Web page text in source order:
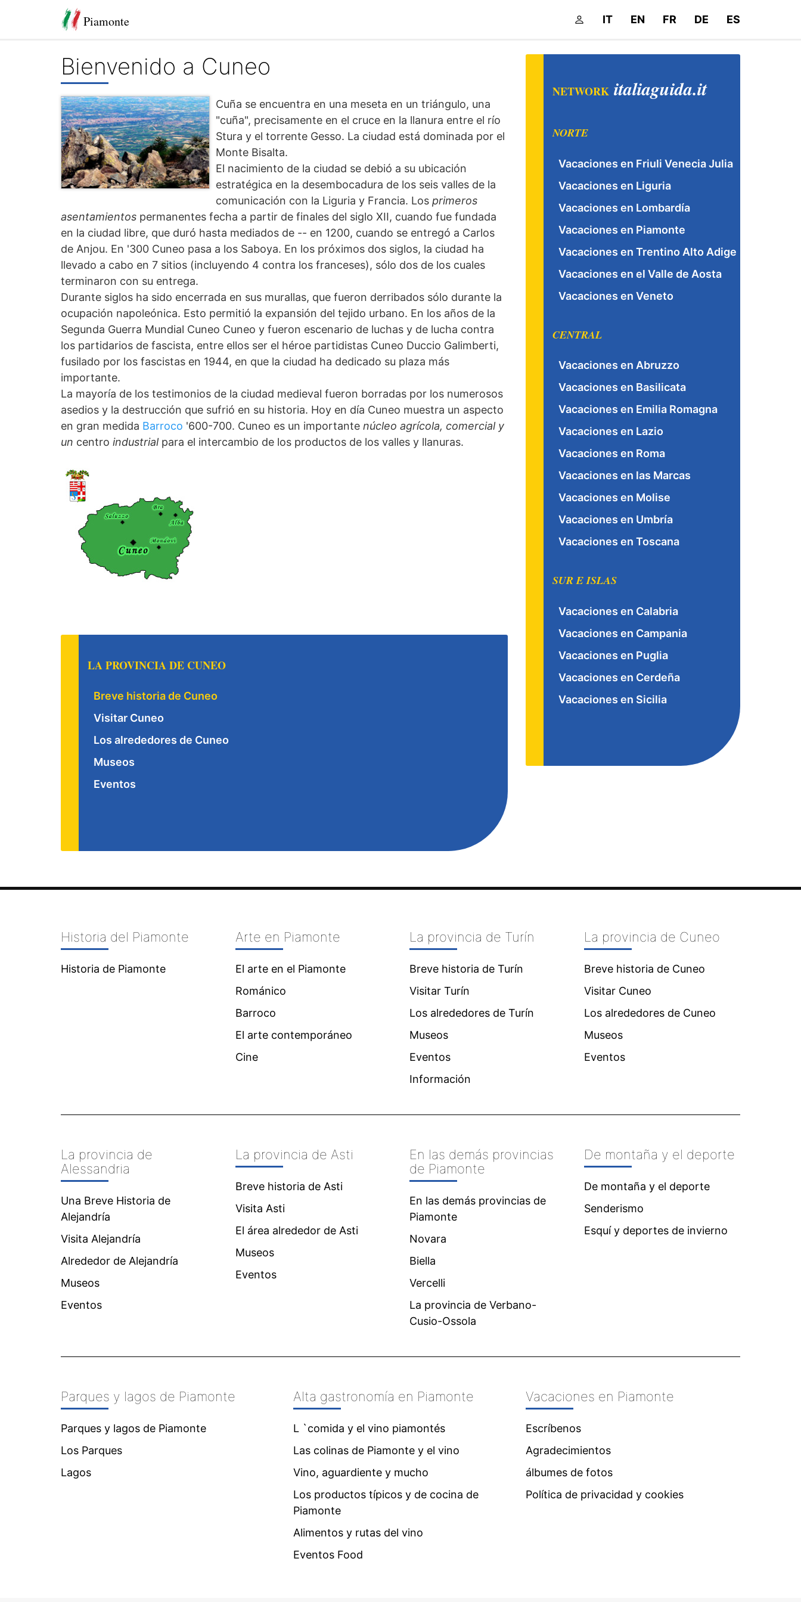
Piamonte IT EN FR DE ES
Bienvenido a Cuneo
Cuña se encuentra en una meseta en un triángulo, una
"cuña", precisamente en el cruce en la llanura entre el río
Stura y el torrente Gesso. La ciudad está dominada por el
Monte Bisalta.
El nacimiento de la ciudad se debió a su ubicación
estratégica en la desembocadura de los seis valles de la
comunicación con la Liguria y Francia. Los primeros
asentamientos permanentes fecha a partir de finales del siglo XII, cuando fue fundada
en la ciudad libre, que duró hasta mediados de -- en 1200, cuando se entregó a Carlos
de Anjou. En '300 Cuneo pasa a los Saboya. En los próximos dos siglos, la ciudad ha
llevado a cabo en 7 sitios (incluyendo 4 contra los franceses), sólo dos de los cuales
terminaron con su entrega.
Durante siglos ha sido encerrada en sus murallas, que fueron derribados sólo durante la
ocupación napoleónica. Esto permitió la expansión del tejido urbano. En los años de la
Segunda Guerra Mundial Cuneo Cuneo y fueron escenario de luchas y de lucha contra
los partidarios de fascista, entre ellos ser el héroe partidistas Cuneo Duccio Galimberti,
fusilado por los fascistas en 1944, en que la ciudad ha dedicado su plaza más
importante.
La mayoría de los testimonios de la ciudad medieval fueron borradas por los numerosos
asedios y la destrucción que sufrió en su historia. Hoy en día Cuneo muestra un aspecto
en gran medida Barroco '600-700. Cuneo es un importante núcleo agrícola, comercial y
un centro industrialpara el intercambio de los productos de los valles y llanuras.
LA PROVINCIA DE CUNEO
Breve historia de Cuneo
Visitar Cuneo
Los alrededores de Cuneo
Museos
Eventos
NETWORK italiaguida.it
NORTE
Vacaciones en Friuli Venecia Julia
Vacaciones en Liguria
Vacaciones en Lombardía
Vacaciones en Piamonte
Vacaciones en Trentino Alto Adige
Vacaciones en el Valle de Aosta
Vacaciones en Veneto
CENTRAL
Vacaciones en Abruzzo
Vacaciones en Basilicata
Vacaciones en Emilia Romagna
Vacaciones en Lazio
Vacaciones en Roma
Vacaciones en las Marcas
Vacaciones en Molise
Vacaciones en Umbría
Vacaciones en Toscana
SUR E ISLAS
Vacaciones en Calabria
Vacaciones en Campania
Vacaciones en Puglia
Vacaciones en Cerdeña
Vacaciones en Sicilia
Historia del Piamonte
Historia de Piamonte
Arte en Piamonte
El arte en el Piamonte
Románico
Barroco
El arte contemporáneo
Cine
La provincia de Turín
Breve historia de Turín
Visitar Turín
Los alrededores de Turín
Museos
Eventos
Información
La provincia de Cuneo
Breve historia de Cuneo
Visitar Cuneo
Los alrededores de Cuneo
Museos
Eventos
La provincia de
Alessandria
Una Breve Historia de
Alejandría
Visita Alejandría
Alrededor de Alejandría
Museos
Eventos
La provincia de Asti
Breve historia de Asti
Visita Asti
El área alrededor de Asti
Museos
Eventos
En las demás provincias
de Piamonte
En las demás provincias de
Piamonte
Novara
Biella
Vercelli
La provincia de Verbano-
Cusio-Ossola
De montaña y el deporte
De montaña y el deporte
Senderismo
Esquí y deportes de invierno
Parques y lagos de Piamonte
Parques y lagos de Piamonte
Los Parques
Lagos
Alta gastronomía en Piamonte
L `comida y el vino piamontés
Las colinas de Piamonte y el vino
Vino, aguardiente y mucho
Los productos típicos y de cocina de
Piamonte
Alimentos y rutas del vino
Eventos Food
Vacaciones en Piamonte
Escríbenos
Agradecimientos
álbumes de fotos
Política de privacidad y cookies